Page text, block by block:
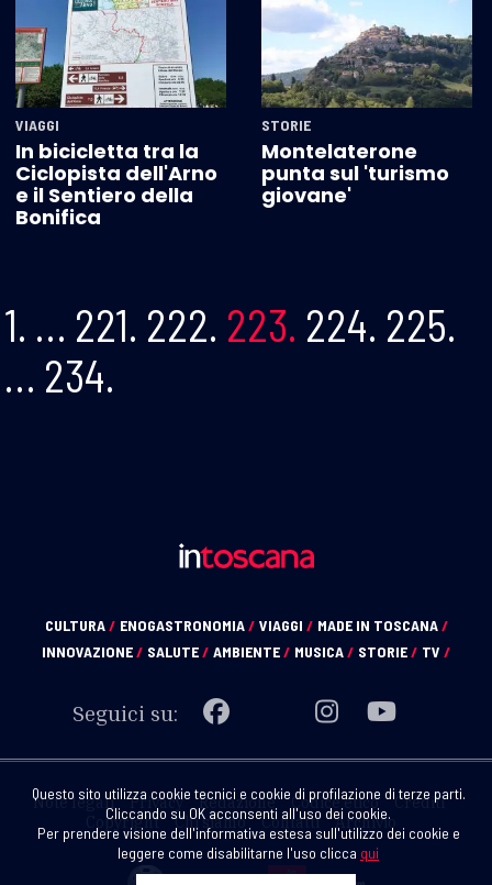
VIAGGI
In bicicletta tra la
Ciclopista dell'Arno
e il Sentiero della
Bonifica
STORIE
Montelaterone
punta sul 'turismo
giovane'
1. … 221. 222. 223. 224. 225.
… 234.
CULTURA/ ENOGASTRONOMIA/ VIAGGI / MADE IN TOSCANA/
INNOVAZIONE/ SALUTE/ AMBIENTE/ MUSICA/ STORIE/ TV /
Seguici su:
Note legali Privacy Redazione Codice etico
Crediti
Copyright
Chi siamo Contatti Archivio
Questo sito utilizza cookie tecnici e cookie di profilazione di terze parti.
Cliccando su OK acconsenti all'uso dei cookie.
Per prendere visione dell'informativa estesa sull'utilizzo dei cookie e
leggere come disabilitarne l'uso clicca qui